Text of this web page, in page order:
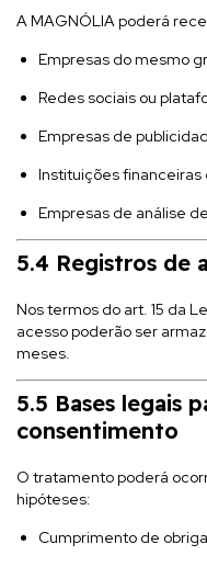
A MAGNÓLIA poderá
Empresas do mesmo
Redes sociais ou
Empresas de
Instituições
Empresas de análise
5.4 Registros de
Nos termos do art. 15 da
acesso poderão ser
meses.
5.5 Bases legais
consentimento
O tratamento poderá
hipóteses:
Cumprimento de